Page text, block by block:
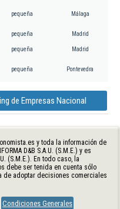
pequeña Málaga
pequeña Madrid
pequeña Madrid
pequeña Pontevedra
de Empresas Nacional
y toda la información de
D&B S.A.U. (S.M.E.) y es
(S.M.E.). En todo caso, la
debe ser tenida en cuenta sólo
de adoptar decisiones comerciales
Condiciones Generales